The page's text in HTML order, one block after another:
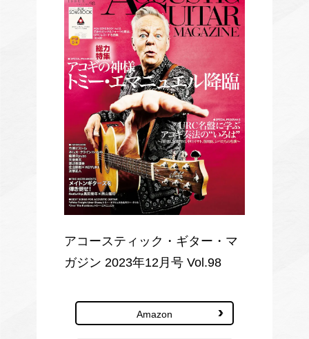
アコースティック・ギター・マ
ガジン 2023年12月号 Vol.98
Amazon